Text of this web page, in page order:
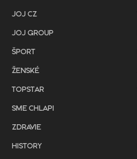
JOJ CZ
JOJ GROUP
ŠPORT
ŽENSKÉ
TOPSTAR
SME CHLAPI
ZDRAVIE
HISTORY